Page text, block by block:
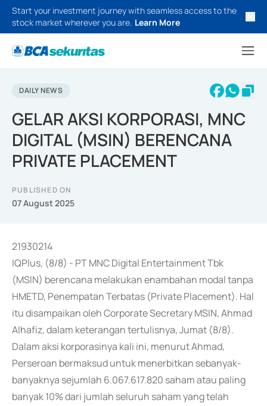
Start your investment journey with seamless access to the
stock market wherever you are. Learn More
DAILY NEWS
GELAR AKSI KORPORASI, MNC
DIGITAL (MSIN) BERENCANA
PRIVATE PLACEMENT
PUBLISHED ON
07 August 2025
21930214
IQPlus, (8/8) - PT MNC Digital Entertainment Tbk
(MSIN) berencana melakukan enambahan modal tanpa
HMETD, Penempatan Terbatas (Private Placement). Hal
itu disampaikan oleh Corporate Secretary MSIN, Ahmad
Alhafiz, dalam keterangan tertulisnya, Jumat (8/8).
Dalam aksi korporasinya kali ini, menurut Ahmad,
Perseroan bermaksud untuk menerbitkan sebanyak-
banyaknya sejumlah 6.067.617.820 saham atau paling
banyak 10% dari jumlah seluruh saham yang telah